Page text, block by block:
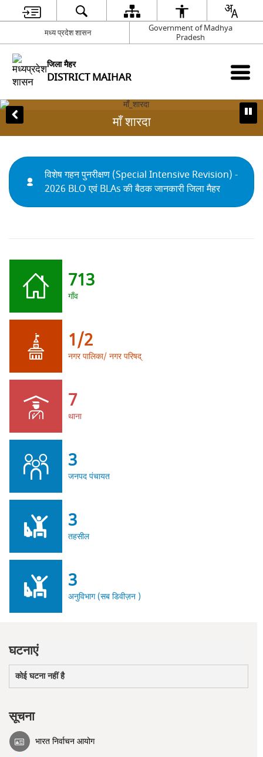
मध्य प्रदेश शासन
Government of Madhya
Pradesh
जिला मैहर
DISTRICT MAIHAR
माँ शारदा
विशेष गहन पुनरीक्षण (Special Intensive Revision) -
2026 BLO एवं BLAs की बैठक जानकारी जिला मैहर
713
गाँव
1/2
नगर पालिका/ नगर परिषद्
7
थाना
3
जनपद पंचायत
3
तहसील
3
अनुविभाग (सब डिवीज़न )
घटनाएं
कोई घटना नहीं है
सूचना
भारत निर्वाचन आयोग